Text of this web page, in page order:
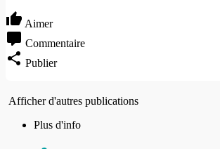
Aimer
Commentaire
Publier
Afficher d'autres publications
Plus d'info